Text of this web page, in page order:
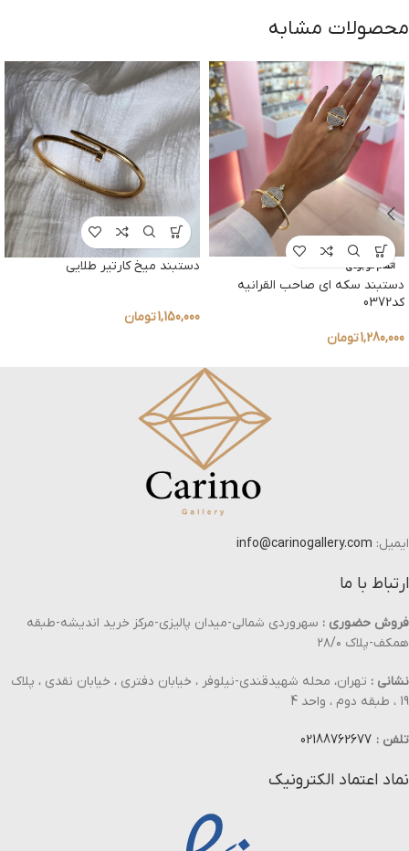
محصولات مشابه
اتمام موجودی
دستبند سکه ای صاحب القرانیه
کد0372
1,280,000تومان
دستبند میخ کارتیر طلایی
1,150,000تومان
ایمیل: info@carinogallery.com
ارتباط با ما
فروش حضوری : سهروردی شمالی-میدان پالیزی-مرکز خرید اندیشه-طبقه
همکف-پلاک ۲۸/۰
نشانی : تهران، محله شهیدقندی-نیلوفر ، خیابان دفتری ، خیابان نقدی ، پلاک
19 ، طبقه دوم ، واحد 4
تلفن : 02188762677
نماد اعتماد الکترونیک